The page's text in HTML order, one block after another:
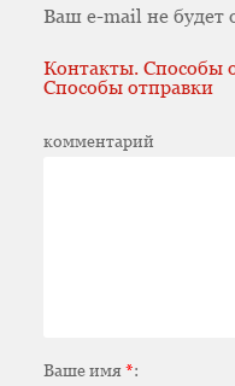
Ваш e-mail не будет
Контакты. Способы
Способы отправки
комментарий
Ваше имя*: